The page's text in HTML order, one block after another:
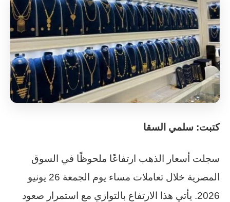
كتبت: سلمي السقا
سجلت أسعار الذهب ارتفاعًا ملحوظًا في السوق
المصرية خلال تعاملات مساء يوم الجمعة 26 يونيو
2026. يأتي هذا الارتفاع بالتوازي مع استمرار صعود